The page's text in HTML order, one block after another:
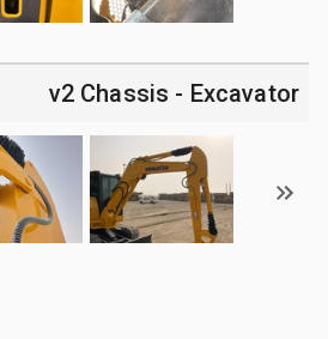
v2 Chassis - Excavator